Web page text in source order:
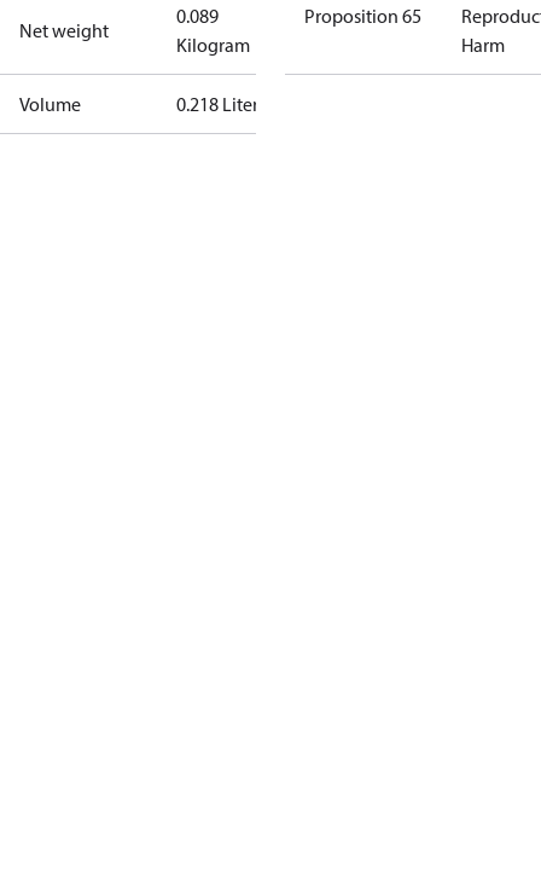
Net weight
0.089
Kilogram
Volume 0.218 Liter
Proposition 65
Harm